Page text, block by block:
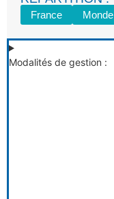
France Monde
Modalités de gestion :